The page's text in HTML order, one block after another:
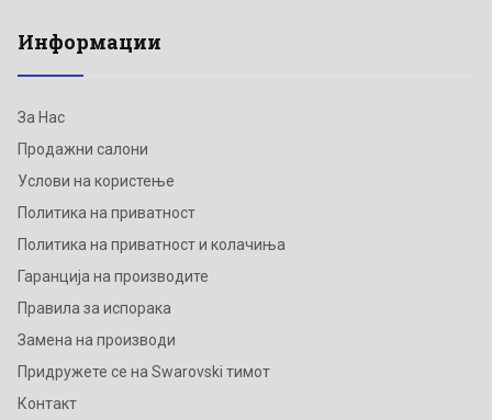
Информации
За Нас
Продажни салони
Услови на користење
Политика на приватност
Политика на приватност и колачиња
Гаранција на производите
Правила за испорака
Замена на производи
Придружете се на Swarovski тимот
Контакт